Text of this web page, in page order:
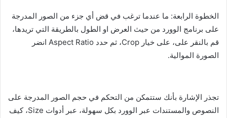
الخطوة الرابعة: ما عندما ترغب في قض أي جزء من الصور المدرجة
على برنامج الوورد من حيث العرض او الطول بالطريقة التي تريدها،
قم بالنقر على، على خيار Crop، ثم حدد Aspect Ratio انضر
الصورة الموالية.
تجذر الإشارة بأنك ستتمكن من التحكم في حجم الصور المدرجة على
النصوص والمستندات عبر الوورد بكل سهولة، عبر أدوات Size، كيف